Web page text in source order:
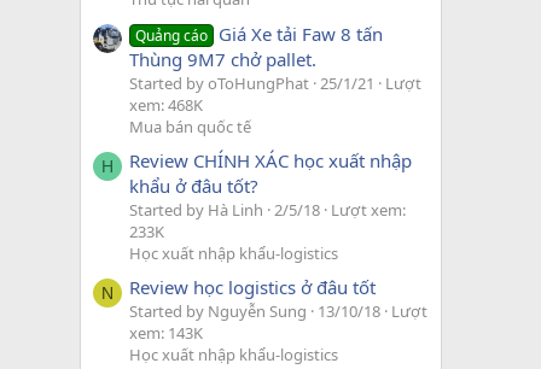
Quảng cáo Giá Xe tải Faw 8 tấn
Thùng 9M7 chở pallet.
Started by oToHungPhat 25/1/21
Lượt
xem: 468K
Mua bán quốc tế
H
Review CHÍNH XÁC học xuất nhập
khẩu ở đâu tốt?
Started by Hà Linh 2/5/18 Lượt xem:
233K
Học xuất nhập khẩu-logistics
N Review học logistics ở đâu tốt
Started by Nguyễn Sung 13/10/18 Lượt
xem: 143K
Học xuất nhập khẩu-logistics